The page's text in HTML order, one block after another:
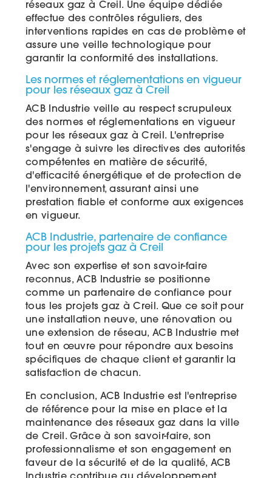
réseaux gaz à Creil. Une équipe dédiée
effectue des contrôles réguliers, des
interventions rapides en cas de problème et
assure une veille technologique pour
garantir la conformité des installations.
Les normes et réglementations en vigueur
pour les réseaux gaz à Creil
ACB Industrie veille au respect scrupuleux
des normes et réglementations en vigueur
pour les réseaux gaz à Creil. L'entreprise
s'engage à suivre les directives des autorités
compétentes en matière de sécurité,
d'efficacité énergétique et de protection de
l'environnement, assurant ainsi une
prestation fiable et conforme aux exigences
en vigueur.
ACB Industrie, partenaire de confiance
pour les projets gaz à Creil
Avec son expertise et son savoir-faire
reconnus, ACB Industrie se positionne
comme un partenaire de confiance pour
tous les projets gaz à Creil. Que ce soit pour
une installation neuve, une rénovation ou
une extension de réseau, ACB Industrie met
tout en œuvre pour répondre aux besoins
spécifiques de chaque client et garantir la
satisfaction de chacun.
En conclusion, ACB Industrie est l'entreprise
de référence pour la mise en place et la
maintenance des réseaux gaz dans la ville
de Creil. Grâce à son savoir-faire, son
professionnalisme et son engagement en
faveur de la sécurité et de la qualité, ACB